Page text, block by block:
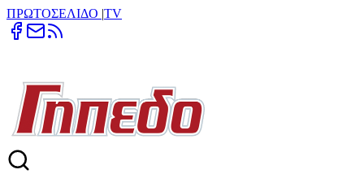
ΠΡΩΤΟΣΕΛΙΔΟ |TV